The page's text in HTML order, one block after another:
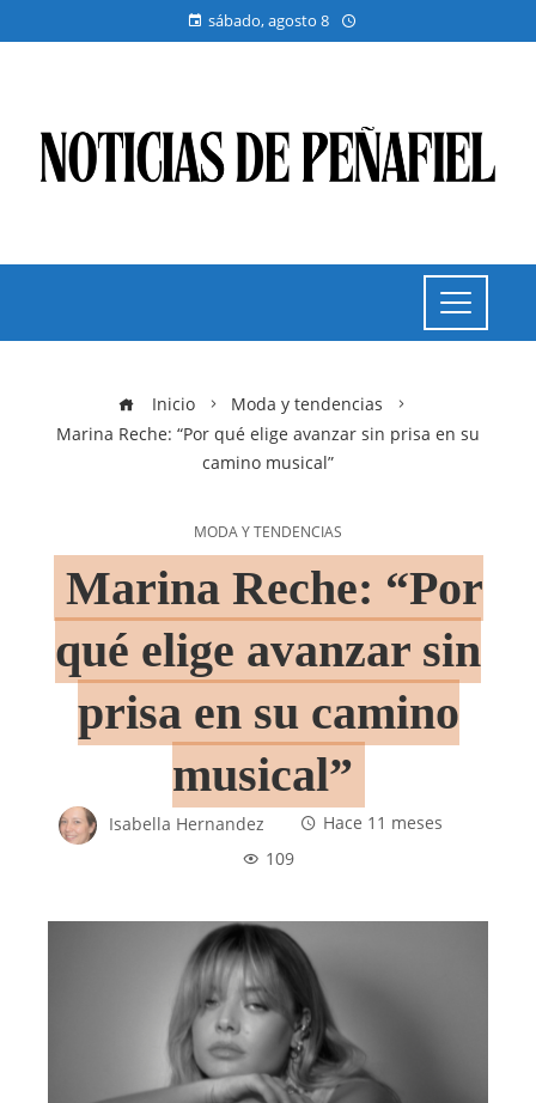
sábado, agosto 8
Inicio
Moda y tendencias
Marina Reche: “Por qué elige avanzar sin prisa en su
camino musical”
MODA Y TENDENCIAS
Marina Reche: “Por
qué elige avanzar sin
prisa en su camino
musical”
Isabella Hernandez
Hace 11 meses
109